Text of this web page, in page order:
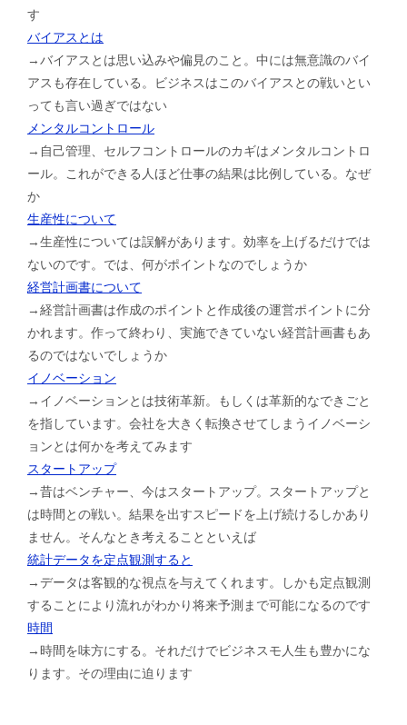
す
バイアスとは
→バイアスとは思い込みや偏見のこと。中には無意識のバイ
アスも存在している。ビジネスはこのバイアスとの戦いとい
っても言い過ぎではない
メンタルコントロール
→自己管理、セルフコントロールのカギはメンタルコントロ
ール。これができる人ほど仕事の結果は比例している。なぜ
か
生産性について
→生産性については誤解があります。効率を上げるだけでは
ないのです。では、何がポイントなのでしょうか
経営計画書について
→経営計画書は作成のポイントと作成後の運営ポイントに分
かれます。作って終わり、実施できていない経営計画書もあ
るのではないでしょうか
イノベーション
→イノベーションとは技術革新。もしくは革新的なできごと
を指しています。会社を大きく転換させてしまうイノベーシ
ョンとは何かを考えてみます
スタートアップ
→昔はベンチャー、今はスタートアップ。スタートアップと
は時間との戦い。結果を出すスピードを上げ続けるしかあり
ません。そんなとき考えることといえば
統計データを定点観測すると
→データは客観的な視点を与えてくれます。しかも定点観測
することにより流れがわかり将来予測まで可能になるのです
時間
→時間を味方にする。それだけでビジネスモ人生も豊かにな
ります。その理由に迫ります